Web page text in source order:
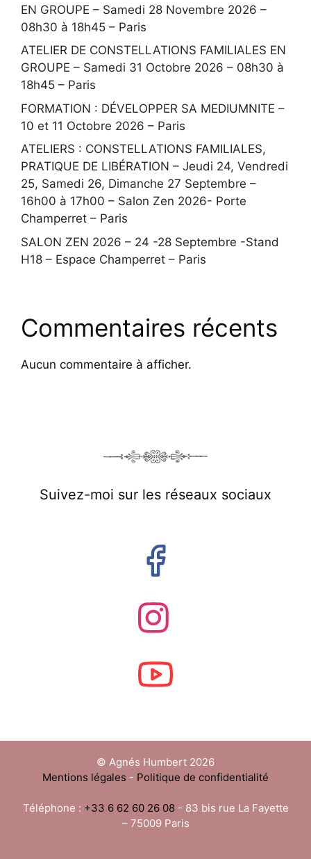
EN GROUPE – Samedi 28 Novembre 2026 –
08h30 à 18h45 – Paris
ATELIER DE CONSTELLATIONS FAMILIALES EN
GROUPE – Samedi 31 Octobre 2026 – 08h30 à
18h45 – Paris
FORMATION : DÉVELOPPER SA MEDIUMNITE –
10 et 11 Octobre 2026 – Paris
ATELIERS : CONSTELLATIONS FAMILIALES,
PRATIQUE DE LIBÉRATION – Jeudi 24, Vendredi
25, Samedi 26, Dimanche 27 Septembre –
16h00 à 17h00 – Salon Zen 2026- Porte
Champerret – Paris
SALON ZEN 2026 – 24 -28 Septembre -Stand
H18 – Espace Champerret – Paris
Commentaires récents
Aucun commentaire à afficher.
Suivez-moi sur les réseaux sociaux
© Agnés Humbert 2026
Mentions légales - Politique de confidentialité
Téléphone : +33 6 62 60 26 08 - 83 bis rue La Fayette
– 75009 Paris